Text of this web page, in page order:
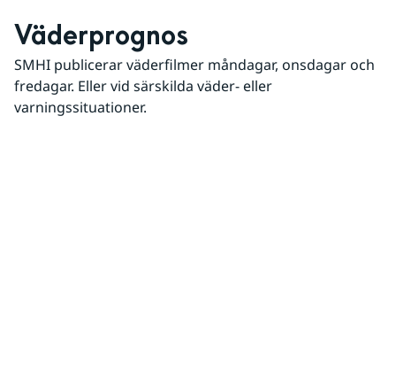
Väderprognos
SMHI publicerar väderfilmer måndagar, onsdagar och
fredagar. Eller vid särskilda väder- eller
varningssituationer.